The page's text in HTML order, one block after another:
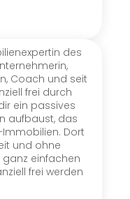
des
Coach und seit
frei durch
ein passives
aufbaust, das
Dort
und ohne
ganz einfachen
frei werden